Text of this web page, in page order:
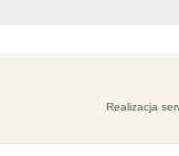
Realizacja